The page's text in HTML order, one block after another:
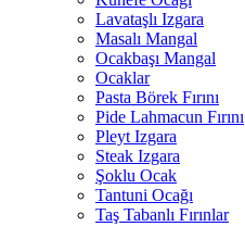
Lavataşlı Izgara
Masalı Mangal
Ocakbaşı Mangal
Ocaklar
Pasta Börek Fırını
Pide Lahmacun Fırını
Pleyt Izgara
Steak Izgara
Şoklu Ocak
Tantuni Ocağı
Taş Tabanlı Fırınlar